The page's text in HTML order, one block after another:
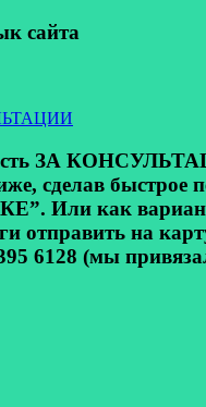
сайта
ЗА
сделав быстрое
Или как
отправить на
6128 (мы